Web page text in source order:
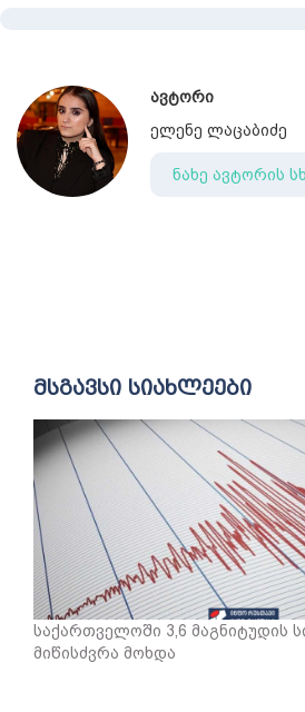
ავტორი
ელენე ლაცაბიძე
ნახე ავტორის
მსგავსი სიახლეები
საქართველოში 3,6 მაგნიტუდის
მიწისძვრა მოხდა